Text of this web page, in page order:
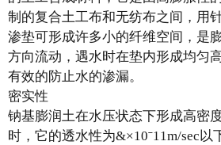
制的复合土工布和无纺布之间，用
渗垫可形成许多小的纤维空间，是
方向流动，遇水时在垫内形成均匀
有效的防止水的渗漏。
密实性
钠基膨润土在水压状态下形成高密
时，它的透水性为&×10ˉ11m/sec以